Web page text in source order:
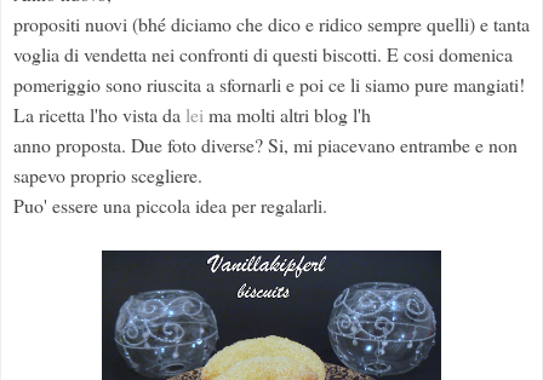
propositi nuovi (bhé diciamo che dico e ridico sempre quelli) e tanta
voglia di vendetta nei confronti di questi biscotti. E cosi domenica
pomeriggio sono riuscita a sfornarli e poi ce li siamo pure mangiati!
La ricetta l'ho vista da leima molti altri blog l'h
anno proposta. Due foto diverse? Si, mi piacevano entrambe e non
sapevo proprio scegliere.
Puo' essere una piccola idea per regalarli.